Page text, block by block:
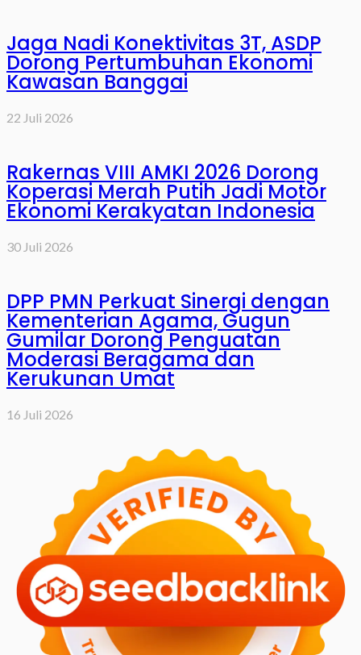
Jaga Nadi Konektivitas 3T, ASDP
Dorong Pertumbuhan Ekonomi
Kawasan Banggai
22 Juli 2026
Rakernas VIII AMKI 2026 Dorong
Koperasi Merah Putih Jadi Motor
Ekonomi Kerakyatan Indonesia
30 Juli 2026
DPP PMN Perkuat Sinergi dengan
Kementerian Agama, Gugun
Gumilar Dorong Penguatan
Moderasi Beragama dan
Kerukunan Umat
16 Juli 2026